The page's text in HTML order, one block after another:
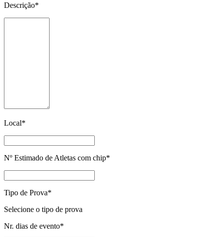
Descrição*
Local*
Nº Estimado de Atletas com chip*
Tipo de Prova*
Selecione o tipo de prova
Nr. dias de evento*